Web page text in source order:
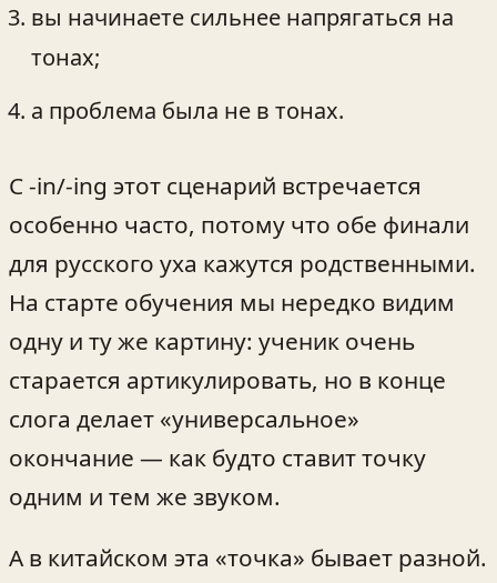
вы начинаете сильнее напрягаться на
тонах;
а проблема была не в тонах.
С -in/-ing этот сценарий встречается
особенно часто, потому что обе финали
для русского уха кажутся родственными.
На старте обучения мы нередко видим
одну и ту же картину: ученик очень
старается артикулировать, но в конце
слога делает «универсальное»
окончание — как будто ставит точку
одним и тем же звуком.
А в китайском эта «точка» бывает разной.